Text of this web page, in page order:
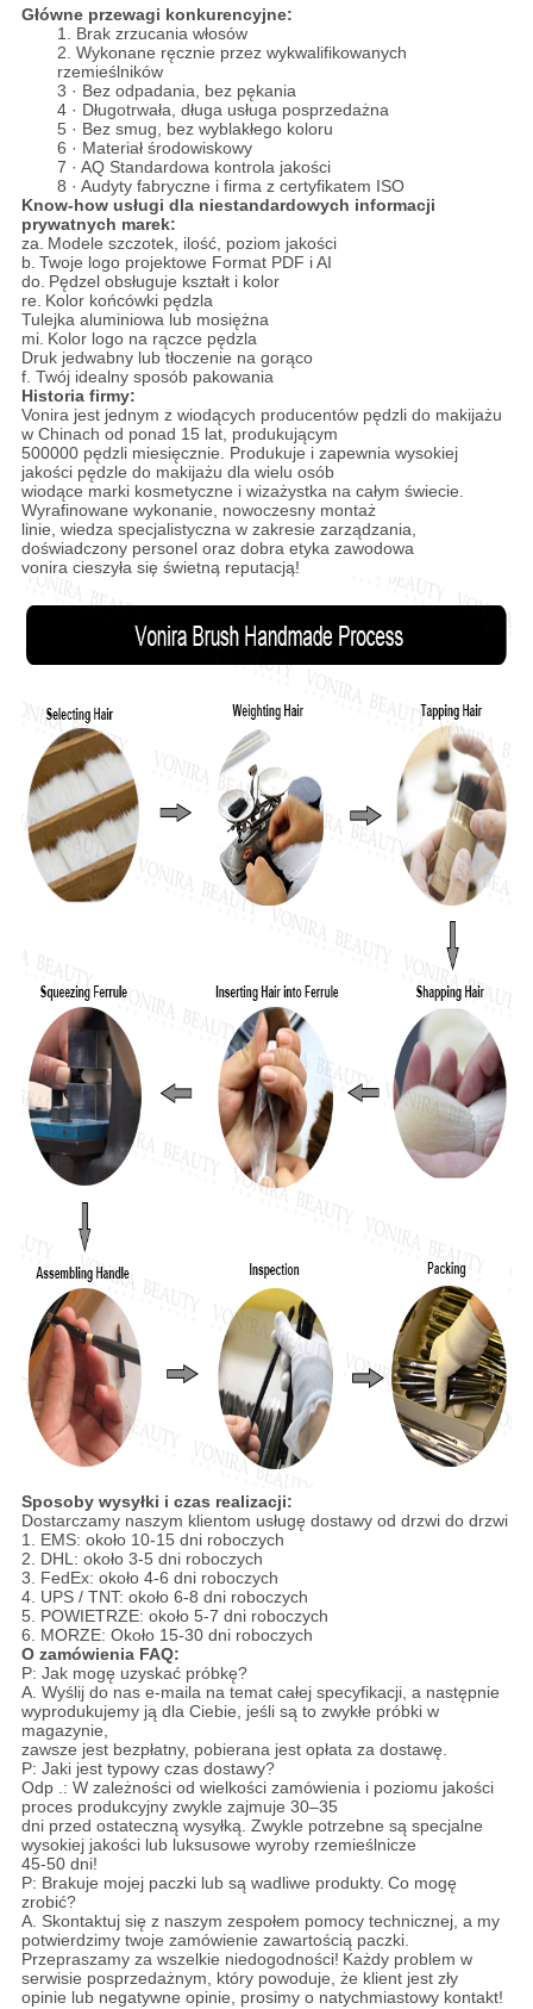
Główne przewagi konkurencyjne:
1. Brak zrzucania włosów
2. Wykonane ręcznie przez wykwalifikowanych
rzemieślników
3 · Bez odpadania, bez pękania
4 · Długotrwała, długa usługa posprzedażna
5 · Bez smug, bez wyblakłego koloru
6 · Materiał środowiskowy
7 · AQ Standardowa kontrola jakości
8 · Audyty fabryczne i firma z certyfikatem ISO
Know-how usługi dla niestandardowych informacji
prywatnych marek:
za. Modele szczotek, ilość, poziom jakości
b. Twoje logo projektowe Format PDF i AI
do. Pędzel obsługuje kształt i kolor
re. Kolor końcówki pędzla
Tulejka aluminiowa lub mosiężna
mi. Kolor logo na rączce pędzla
Druk jedwabny lub tłoczenie na gorąco
f. Twój idealny sposób pakowania
Historia firmy:
Vonira jest jednym z wiodących producentów pędzli do makijażu
w Chinach od ponad 15 lat, produkującym
500000 pędzli miesięcznie. Produkuje i zapewnia wysokiej
jakości pędzle do makijażu dla wielu osób
wiodące marki kosmetyczne i wizażystka na całym świecie.
Wyrafinowane wykonanie, nowoczesny montaż
linie, wiedza specjalistyczna w zakresie zarządzania,
doświadczony personel oraz dobra etyka zawodowa
vonira cieszyła się świetną reputacją!
Sposoby wysyłki i czas realizacji:
Dostarczamy naszym klientom usługę dostawy od drzwi do drzwi
1. EMS: około 10-15 dni roboczych
2. DHL: około 3-5 dni roboczych
3. FedEx: około 4-6 dni roboczych
4. UPS / TNT: około 6-8 dni roboczych
5. POWIETRZE: około 5-7 dni roboczych
6. MORZE: Około 15-30 dni roboczych
O zamówienia FAQ:
P: Jak mogę uzyskać próbkę?
A. Wyślij do nas e-maila na temat całej specyfikacji, a następnie
wyprodukujemy ją dla Ciebie, jeśli są to zwykłe próbki w
magazynie,
zawsze jest bezpłatny, pobierana jest opłata za dostawę.
P: Jaki jest typowy czas dostawy?
Odp .: W zależności od wielkości zamówienia i poziomu jakości
proces produkcyjny zwykle zajmuje 30–35
dni przed ostateczną wysyłką. Zwykle potrzebne są specjalne
wysokiej jakości lub luksusowe wyroby rzemieślnicze
45-50 dni!
P: Brakuje mojej paczki lub są wadliwe produkty. Co mogę
zrobić?
A. Skontaktuj się z naszym zespołem pomocy technicznej, a my
potwierdzimy twoje zamówienie zawartością paczki.
Przepraszamy za wszelkie niedogodności! Każdy problem w
serwisie posprzedażnym, który powoduje, że klient jest zły
opinie lub negatywne opinie, prosimy o natychmiastowy kontakt!